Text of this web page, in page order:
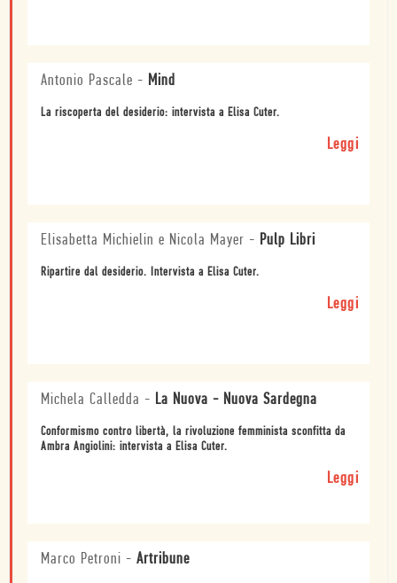
Antonio Pascale - Mind
La riscoperta del desiderio: intervista a Elisa Cuter.
Leggi
Elisabetta Michielin e Nicola Mayer - Pulp Libri
Ripartire dal desiderio. Intervista a Elisa Cuter.
Leggi
Michela Calledda - La Nuova - Nuova Sardegna
Conformismo contro libertà, la rivoluzione femminista sconfitta da
Ambra Angiolini: intervista a Elisa Cuter.
Leggi
Marco Petroni - Artribune